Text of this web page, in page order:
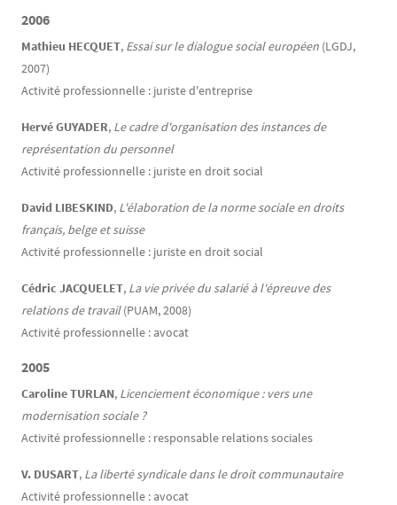
2006
Mathieu HECQUET, Essai sur le dialogue social européen (LGDJ,
2007)
Activité professionnelle : juriste d'entreprise
Hervé GUYADER, Le cadre d'organisation des instances de
représentation du personnel
Activité professionnelle : juriste en droit social
David LIBESKIND, L'élaboration de la norme sociale en droits
français, belge et suisse
Activité professionnelle : juriste en droit social
Cédric JACQUELET, La vie privée du salarié à l'épreuve des
relations de travail(PUAM, 2008)
Activité professionnelle : avocat
2005
Caroline TURLAN, Licenciement économique : vers une
modernisation sociale ?
Activité professionnelle : responsable relations sociales
V. DUSART, La liberté syndicale dans le droit communautaire
Activité professionnelle : avocat